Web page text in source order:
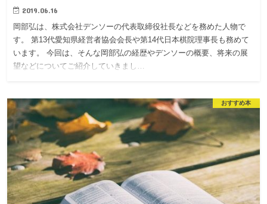
2019.06.16
岡部弘は、株式会社デンソーの代表取締役社長などを務めた人物で
す。 第13代愛知県経営者協会会長や第14代日本棋院理事長も務めて
います。 今回は、そんな岡部弘の経歴やデンソーの概要、将来の展
望などについてご紹介していきまし…
おすすめ本